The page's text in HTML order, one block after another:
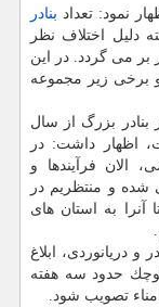
نمود: تعداد بنادر
بوده كه البته دلیل اختلاف نظر
بر می گردد. در این
و برخی زیر مجموعه
بنادر بزرگ از سال
اظهار داشت: در
الان فرآیندها و
شده و منتظریم در
به استان های
و دریانوردی، ابلاغ
حدود سه هفته
تصویب شود.